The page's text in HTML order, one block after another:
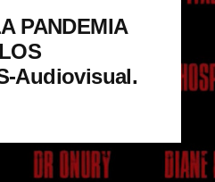
PANDEMIA
Audiovisual.